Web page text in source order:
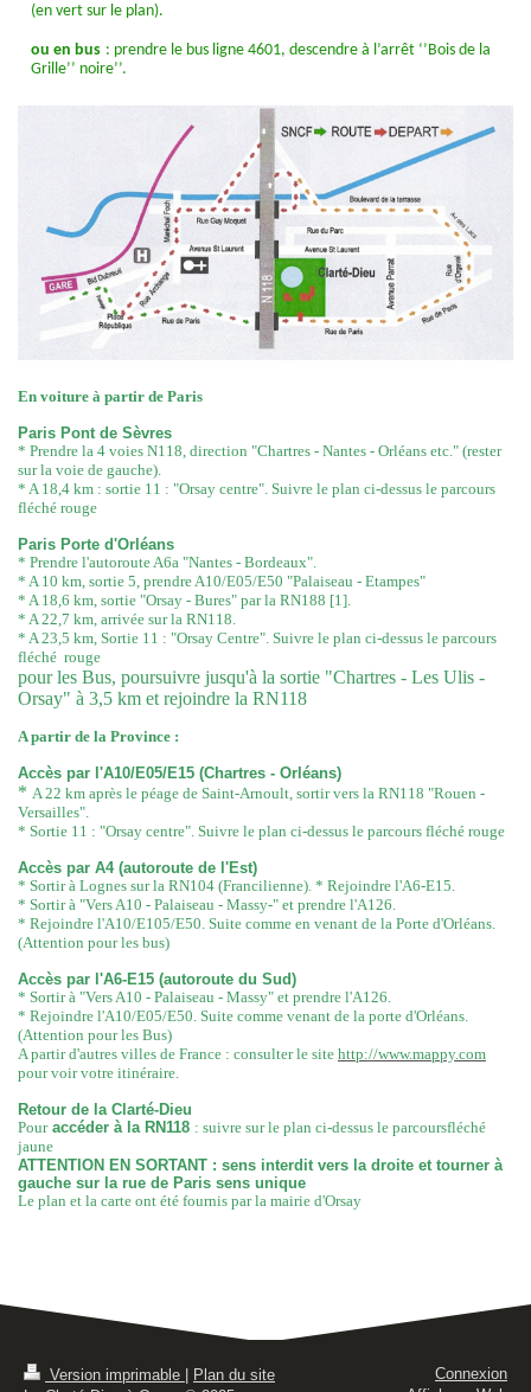
(en vert sur le plan).
ou en bus : prendre le bus ligne 4601, descendre à l’arrêt ‘’Bois de la
Grille’’ noire’’.
En voiture à partir de Paris
Paris Pont de Sèvres
* Prendre la 4 voies N118, direction "Chartres - Nantes - Orléans etc." (rester
sur la voie de gauche).
* A 18,4 km : sortie 11 : "Orsay centre". Suivre le plan ci-dessus le parcours
fléché rouge
Paris Porte d'Orléans
* Prendre l'autoroute A6a "Nantes - Bordeaux".
* A 10 km, sortie 5, prendre A10/E05/E50 "Palaiseau - Etampes"
* A 18,6 km, sortie "Orsay - Bures" par la RN188 [1].
* A 22,7 km, arrivée sur la RN118.
* A 23,5 km, Sortie 11 : "Orsay Centre". Suivre le plan ci-dessus le parcours
fléché rouge
pour les Bus, poursuivre jusqu'à la sortie "Chartres - Les Ulis -
Orsay" à 3,5 km et rejoindre la RN118
A partir de la Province :
Accès par l'A10/E05/E15 (Chartres - Orléans)
* A 22 km après le péage de Saint-Arnoult, sortir vers la RN118 "Rouen -
Versailles".
* Sortie 11 : "Orsay centre". Suivre le plan ci-dessus le parcours fléché rouge
Accès par A4 (autoroute de l'Est)
* Sortir à Lognes sur la RN104 (Francilienne). * Rejoindre l'A6-E15.
* Sortir à "Vers A10 - Palaiseau - Massy-" et prendre l'A126.
* Rejoindre l'A10/E105/E50. Suite comme en venant de la Porte d'Orléans.
(Attention pour les bus)
Accès par l'A6-E15 (autoroute du Sud)
* Sortir à "Vers A10 - Palaiseau - Massy" et prendre l'A126.
* Rejoindre l'A10/E05/E50. Suite comme venant de la porte d'Orléans.
(Attention pour les Bus)
A partir d'autres villes de France : consulter le site http://www.mappy.com
pour voir votre itinéraire.
Retour de la Clarté-Dieu
Pour accéder à la RN118 : suivre sur le plan ci-dessus le parcoursfléché
jaune
ATTENTION EN SORTANT : sens interdit vers la droite et tourner à
gauche sur la rue de Paris sens unique
Le plan et la carte ont été fournis par la mairie d'Orsay
Version imprimable
Plan du site
Connexion